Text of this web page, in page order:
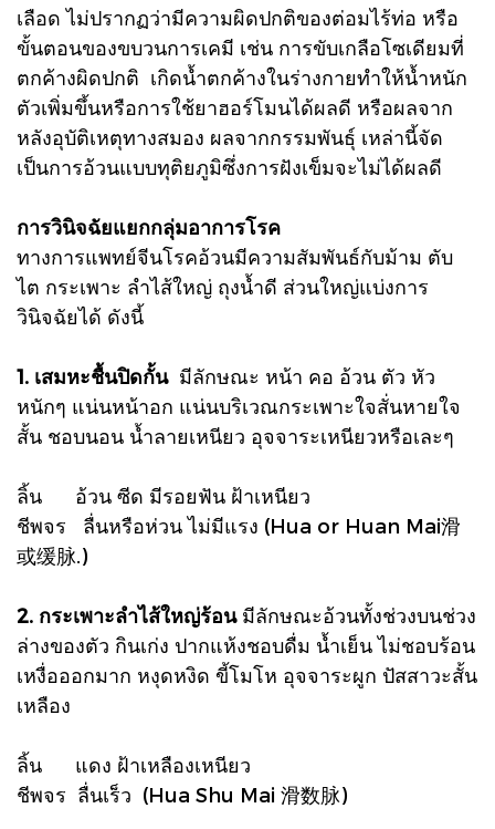
เลือด ไม่ปรากฏว่ามีความผิดปกติของต่อมไร้ท่อ หรือ
ขั้นตอนของขบวนการเคมี เช่น การขับเกลือโซเดียมที่
ตกค้างผิดปกติ เกิดน้ำตกค้างในร่างกายทำให้น้ำหนัก
ตัวเพิ่มขึ้นหรือการใช้ยาฮอร์โมนได้ผลดี หรือผลจาก
หลังอุบัติเหตุทางสมอง ผลจากกรรมพันธุ์ เหล่านี้จัด
เป็นการอ้วนแบบทุติยภูมิซึ่งการฝังเข็มจะไม่ได้ผลดี
การวินิจฉัยแยกกลุ่มอาการโรค
ทางการแพทย์จีนโรคอ้วนมีความสัมพันธ์กับม้าม ตับ
ไต กระเพาะ ลำไส้ใหญ่ ถุงน้ำดี ส่วนใหญ่แบ่งการ
วินิจฉัยได้ ดังนี้
1. เสมหะชื้นปิดกั้น มีลักษณะ หน้า คอ อ้วน ตัว หัว
หนักๆ แน่นหน้าอก แน่นบริเวณกระเพาะใจสั่นหายใจ
สั้น ชอบนอน น้ำลายเหนียว อุจจาระเหนียวหรือเละๆ
ลิ้น อ้วน ซีด มีรอยฟัน ฝ้าเหนียว
ชีพจร ลื่นหรือห่วน ไม่มีแรง (Hua or Huan Mai滑
或缓脉.)
2. กระเพาะลำไส้ใหญ่ร้อนมีลักษณะอ้วนทั้งช่วงบนช่วง
ล่างของตัว กินเก่ง ปากแห้งชอบดื่ม น้ำเย็น ไม่ชอบร้อน
เหงื่อออกมาก หงุดหงิด ขี้โมโห อุจจาระผูก ปัสสาวะสั้น
เหลือง
ลิ้น แดง ฝ้าเหลืองเหนียว
ชีพจร ลื่นเร็ว (Hua Shu Mai 滑数脉)